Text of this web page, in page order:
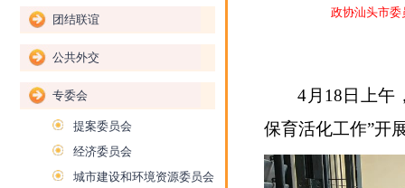
团结联谊
公共外交
专委会
提案委员会
经济委员会
城市建设和环境资源委员会
政协汕头市委
4月18日上午
保育活化工作”开